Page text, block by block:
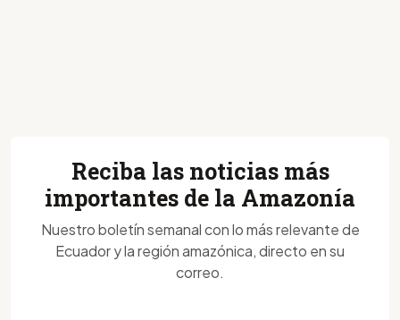
Reciba las noticias más
importantes de la Amazonía
Nuestro boletín semanal con lo más relevante de
Ecuador y la región amazónica, directo en su
correo.